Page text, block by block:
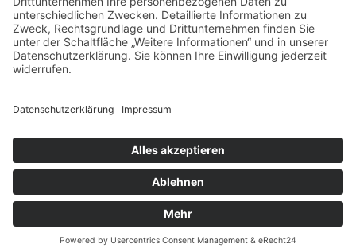
Suche
nach: